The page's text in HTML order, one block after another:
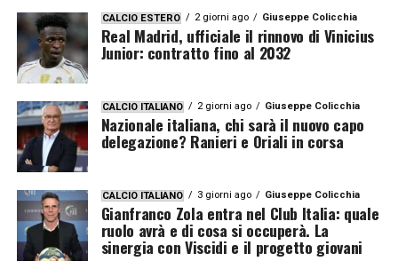
CALCIO ESTERO 2 giorni ago Giuseppe Colicchia
Real Madrid, ufficiale il rinnovo di Vinicius
Junior: contratto fino al 2032
CALCIO ITALIANO 2 giorni ago Giuseppe Colicchia
Nazionale italiana, chi sarà il nuovo capo
delegazione? Ranieri e Oriali in corsa
CALCIO ITALIANO 3 giorni ago Giuseppe Colicchia
Gianfranco Zola entra nel Club Italia: quale
ruolo avrà e di cosa si occuperà. La
sinergia con Viscidi e il progetto giovani